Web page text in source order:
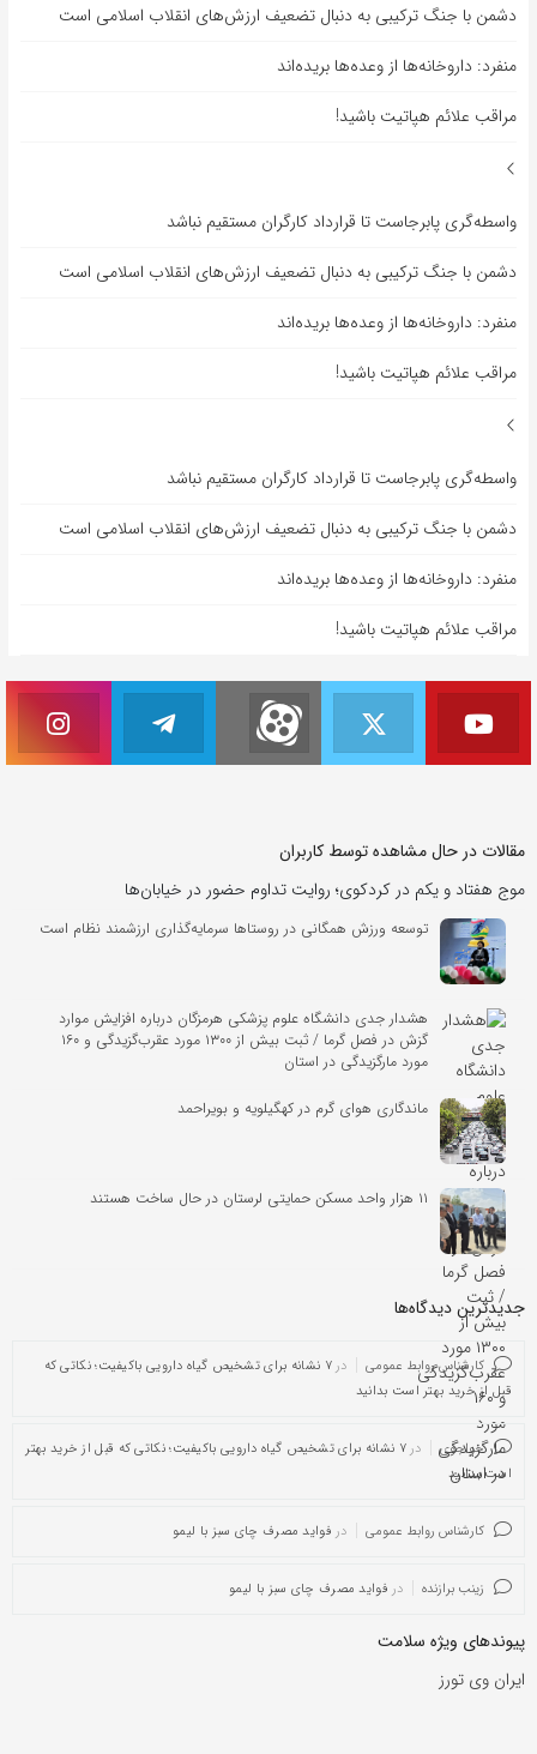
دشمن با جنگ ترکیبی به دنبال تضعیف ارزش‌های انقلاب اسلامی است
منفرد: داروخانه‌ها از وعده‌ها بریده‌اند
مراقب علائم هپاتیت باشید!
واسطه‌گری پابرجاست تا قرارداد کارگران مستقیم نباشد
دشمن با جنگ ترکیبی به دنبال تضعیف ارزش‌های انقلاب اسلامی است
منفرد: داروخانه‌ها از وعده‌ها بریده‌اند
مراقب علائم هپاتیت باشید!
واسطه‌گری پابرجاست تا قرارداد کارگران مستقیم نباشد
دشمن با جنگ ترکیبی به دنبال تضعیف ارزش‌های انقلاب اسلامی است
منفرد: داروخانه‌ها از وعده‌ها بریده‌اند
مراقب علائم هپاتیت باشید!
مقالات در حال مشاهده توسط کاربران
موج هفتاد و یکم در کردکوی؛ روایت تداوم حضور در خیابان‌ها
توسعه ورزش همگانی در روستاها سرمایه‌گذاری ارزشمند نظام است
هشدار جدی دانشگاه علوم پزشکی هرمزگان درباره افزایش موارد
گزش در فصل گرما / ثبت بیش از ۱۳۰۰ مورد عقرب‌گزیدگی و ۱۶۰
مورد مارگزیدگی در استان
ماندگاری هوای گرم در کهگیلویه و بویراحمد
۱۱ هزار واحد مسکن حمایتی لرستان در حال ساخت هستند
جدیدترین دیدگاه‌‌ها
کارشناس روابط عمومی در
۷ نشانه برای تشخیص گیاه دارویی باکیفیت؛ نکاتی که
قبل از خرید بهتر است بدانید
خواجوی در
۷ نشانه برای تشخیص گیاه دارویی باکیفیت؛ نکاتی که قبل از خرید بهتر
است بدانید
کارشناس روابط عمومی در فواید مصرف چای سبز با لیمو
زینب برازنده در فواید مصرف چای سبز با لیمو
پیوندهای ویژه سلامت
ایران وی تورز